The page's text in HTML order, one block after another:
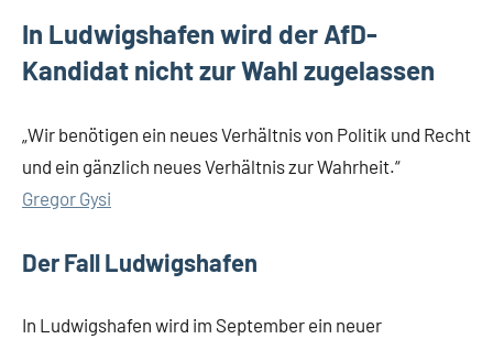
In Ludwigshafen wird der AfD-
Kandidat nicht zur Wahl zugelassen
„Wir benötigen ein neues Verhältnis von Politik und Recht
und ein gänzlich neues Verhältnis zur Wahrheit.“
Gregor Gysi
Der Fall Ludwigshafen
In Ludwigshafen wird im September ein neuer